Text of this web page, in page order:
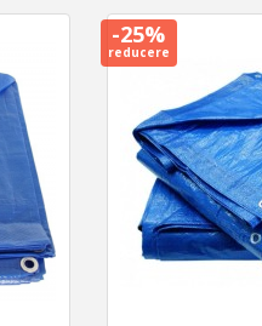
-25%
reducere